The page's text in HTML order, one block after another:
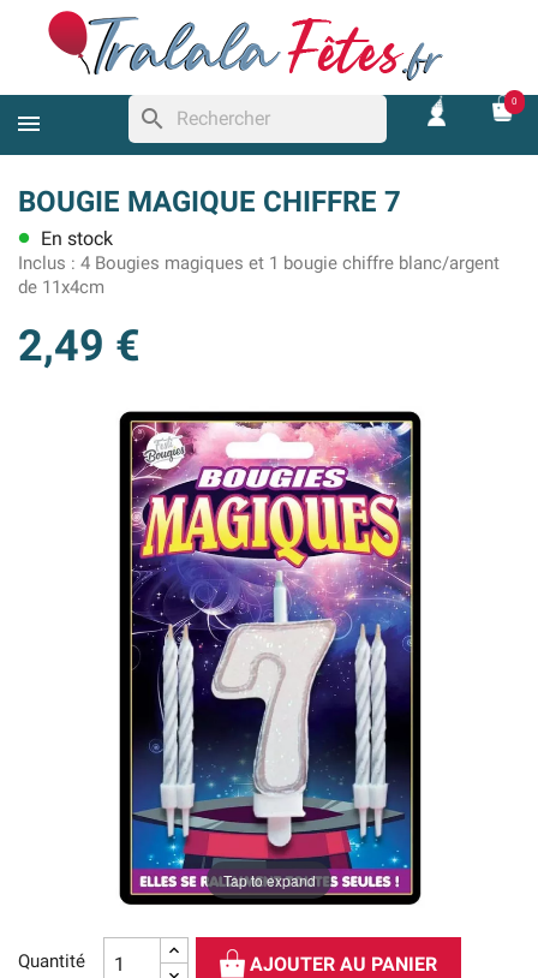
search
0
BOUGIE MAGIQUE CHIFFRE 7
lens En stock
Inclus : 4 Bougies magiques et 1 bougie chiffre blanc/argent
de 11x4cm
2,49 €
Tap to expand
Quantité AJOUTER AU PANIER